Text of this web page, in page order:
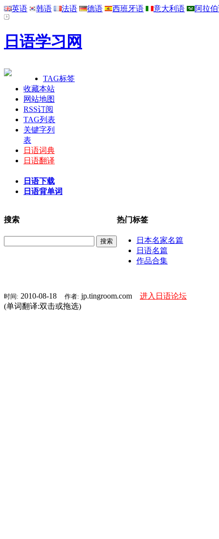
英语 韩语 法语 德语 西班牙语 意大利语 阿拉
日语学习网
TAG标签
收藏本站
网站地图
RSS订阅
TAG列表
关键字列
表
日语词典
日语翻译
日语下载
日语背单词
搜索
搜索
热门标签
日本名家名篇
日语名篇
作品合集
时间: 2010-08-18 作者: jp.tingroom.com 进入日语论坛
(单词翻译:双击或拖选)